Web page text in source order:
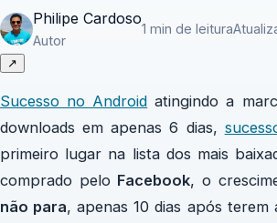
Philipe Cardoso
Autor
1 min de leitura
↗
Sucesso no Android atingindo a
downloads em apenas 6 dias,
primeiro lugar na lista dos mais
comprado pelo Facebook, o
não para, apenas 10 dias após terem